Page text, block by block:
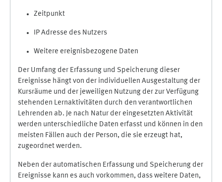
Zeitpunkt
IP Adresse des Nutzers
Weitere ereignisbezogene Daten
Der Umfang der Erfassung und Speicherung dieser
Ereignisse hängt von der individuellen Ausgestaltung der
Kursräume und der jeweiligen Nutzung der zur Verfügung
stehenden Lernaktivitäten durch den verantwortlichen
Lehrenden ab. Je nach Natur der eingesetzten Aktivität
werden unterschiedliche Daten erfasst und können in den
meisten Fällen auch der Person, die sie erzeugt hat,
zugeordnet werden.
Neben der automatischen Erfassung und Speicherung der
Ereignisse kann es auch vorkommen, dass weitere Daten,